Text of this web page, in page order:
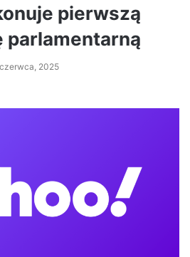
pierwszą
parlamentarną
2025